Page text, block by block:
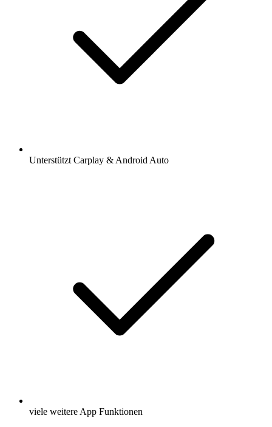
Unterstützt Carplay & Android Auto
viele weitere App Funktionen